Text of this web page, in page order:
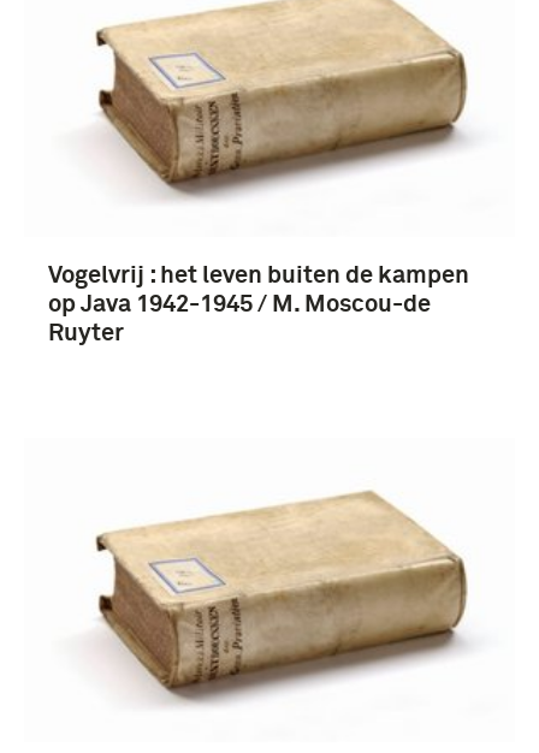
Vogelvrij : het leven buiten de kampen
op Java 1942-1945 / M. Moscou-de
Ruyter